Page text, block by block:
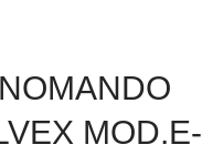
MOD.E-